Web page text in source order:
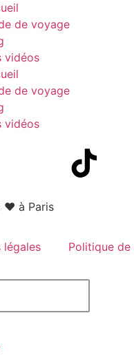
de voyage
vidéos
de voyage
vidéos
❤ à Paris
légales Politique